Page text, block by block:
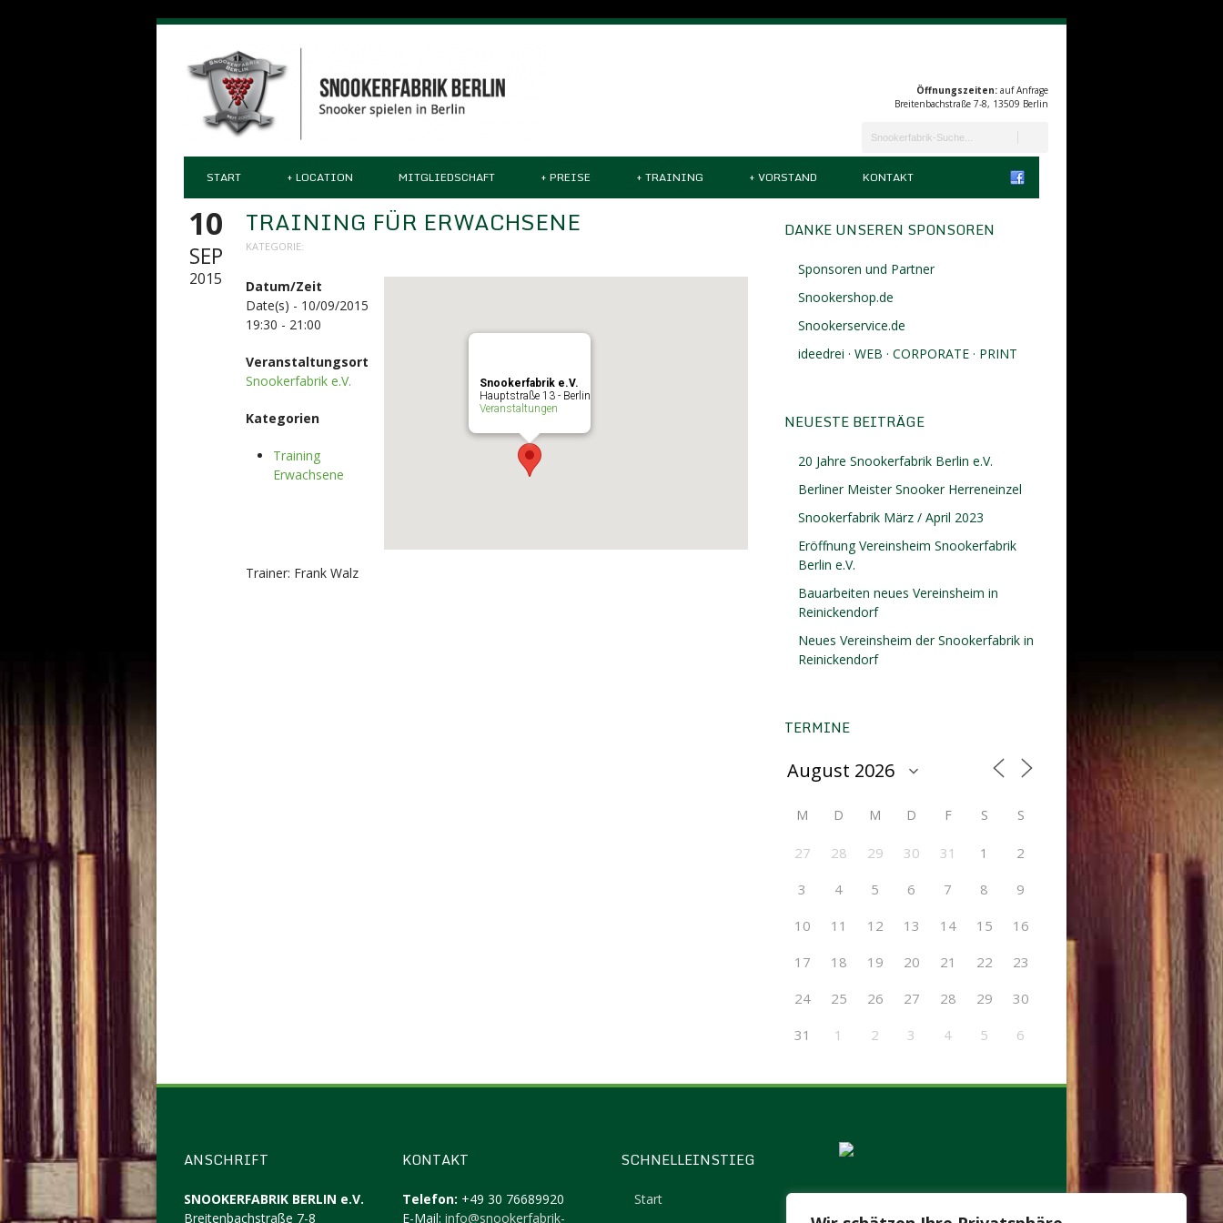
Öffnungszeiten: auf Anfrage
Breitenbachstraße 7-8, 13509 Berlin
START LOCATION
+ MITGLIEDSCHAFT PREISE
+ TRAINING
+ VORSTAND
+ KONTAKT
10
SEP
2015
TRAINING FÜR ERWACHSENE
KATEGORIE:
Snookerfabrik e.V.
Hauptstraße 13 - Berlin
Veranstaltungen
Datum/Zeit
Date(s) - 10/09/2015
19:30 - 21:00
Veranstaltungsort
Snookerfabrik e.V.
Kategorien
Training
Erwachsene
Trainer: Frank Walz
DANKE UNSEREN SPONSOREN
Sponsoren und Partner
Snookershop.de
Snookerservice.de
ideedrei · WEB · CORPORATE · PRINT
NEUESTE BEITRÄGE
20 Jahre Snookerfabrik Berlin e.V.
Berliner Meister Snooker Herreneinzel
Snookerfabrik März / April 2023
Eröffnung Vereinsheim Snookerfabrik
Berlin e.V.
Bauarbeiten neues Vereinsheim in
Reinickendorf
Neues Vereinsheim der Snookerfabrik in
Reinickendorf
TERMINE
M D M D F S S
27 28 29 30 31 1
2
3
4 5 6 7 8
9
10
11 12 13 14 15
16
17
18 19 20 21 22
23
24
25 26 27 28 29
30
31
1 2 3 4 5 6
ANSCHRIFT
SNOOKERFABRIK BERLIN e.V.
Breitenbachstraße 7-8
KONTAKT
Telefon: +49 30 76689920
E-Mail: info@snookerfabrik-
SCHNELLEINSTIEG
Start